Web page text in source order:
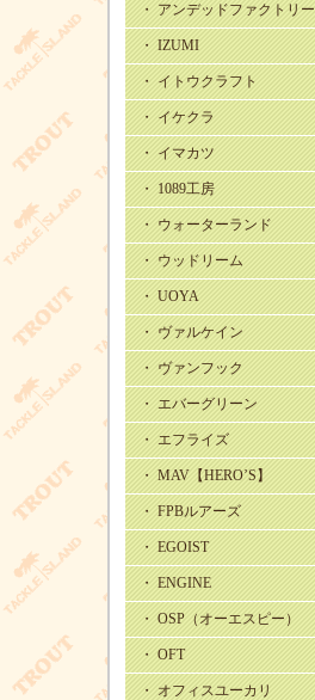
・ アンデッドファクトリー
・ IZUMI
・ イトウクラフト
・ イケクラ
・ イマカツ
・ 1089工房
・ ウォーターランド
・ ウッドリーム
・ UOYA
・ ヴァルケイン
・ ヴァンフック
・ エバーグリーン
・ エフライズ
・ MAV【HERO’S】
・ FPBルアーズ
・ EGOIST
・ ENGINE
・ OSP（オーエスピー）
・ OFT
・ オフィスユーカリ